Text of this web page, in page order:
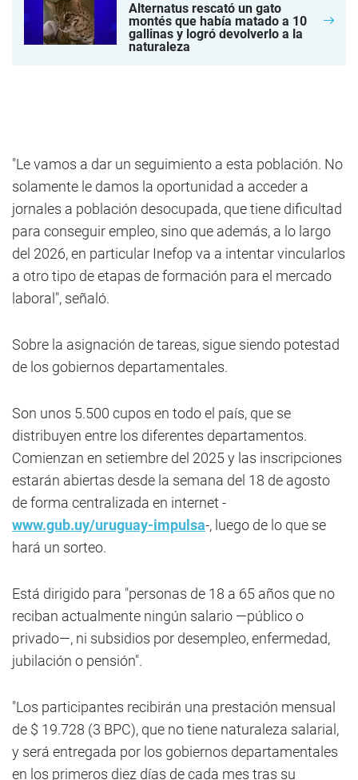
Alternatus rescató un gato
montés que había matado a 10
gallinas y logró devolverlo a la
naturaleza
"Le vamos a dar un seguimiento a esta población. No
solamente le damos la oportunidad a acceder a
jornales a población desocupada, que tiene dificultad
para conseguir empleo, sino que además, a lo largo
del 2026, en particular Inefop va a intentar vincularlos
a otro tipo de etapas de formación para el mercado
laboral", señaló.
Sobre la asignación de tareas, sigue siendo potestad
de los gobiernos departamentales.
Son unos 5.500 cupos en todo el país, que se
distribuyen entre los diferentes departamentos.
Comienzan en setiembre del 2025 y las inscripciones
estarán abiertas desde la semana del 18 de agosto
de forma centralizada en internet -
www.gub.uy/uruguay-impulsa-, luego de lo que se
hará un sorteo.
Está dirigido para "personas de 18 a 65 años que no
reciban actualmente ningún salario —público o
privado—, ni subsidios por desempleo, enfermedad,
jubilación o pensión".
"Los participantes recibirán una prestación mensual
de $ 19.728 (3 BPC), que no tiene naturaleza salarial,
y será entregada por los gobiernos departamentales
en los primeros diez días de cada mes tras su